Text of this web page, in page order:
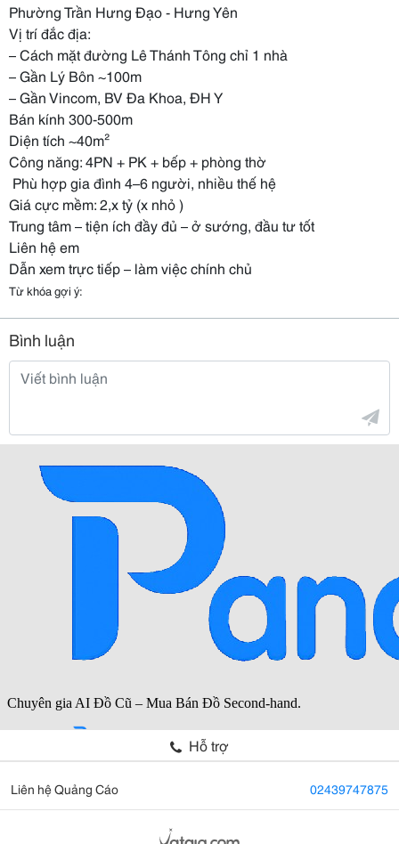
Phường Trần Hưng Đạo - Hưng Yên
Vị trí đắc địa:
– Cách mặt đường Lê Thánh Tông chỉ 1 nhà
– Gần Lý Bôn ~100m
– Gần Vincom, BV Đa Khoa, ĐH Y
Bán kính 300-500m
Diện tích ~40m²
Công năng: 4PN + PK + bếp + phòng thờ
‍‍‍ Phù hợp gia đình 4–6 người, nhiều thế hệ
Giá cực mềm: 2,x tỷ (x nhỏ )
Trung tâm – tiện ích đầy đủ – ở sướng, đầu tư tốt
Liên hệ em
Dẫn xem trực tiếp – làm việc chính chủ
Từ khóa gợi ý:
Bình luận
Hỗ trợ
Liên hệ Quảng Cáo 02439747875